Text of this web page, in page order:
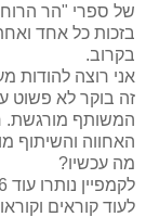
של ספרי "הר
בזכות כל אחד
בקרוב.
אני רוצה להודות
זה בוקר לא פשוט
המשותף מורגשת.
האחווה והשיתוף
מה עכשיו?
לעוד קוראים